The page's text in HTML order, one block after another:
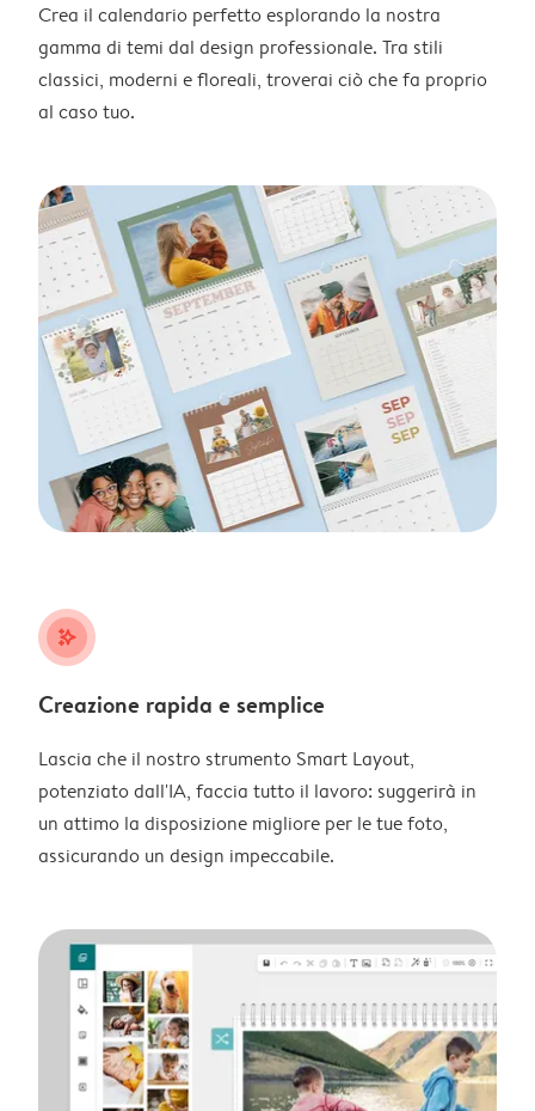
Crea il calendario perfetto esplorando la nostra
gamma di temi dal design professionale. Tra stili
classici, moderni e floreali, troverai ciò che fa proprio
al caso tuo.
stars_plus
Creazione rapida e semplice
Lascia che il nostro strumento Smart Layout,
potenziato dall'IA, faccia tutto il lavoro: suggerirà in
un attimo la disposizione migliore per le tue foto,
assicurando un design impeccabile.